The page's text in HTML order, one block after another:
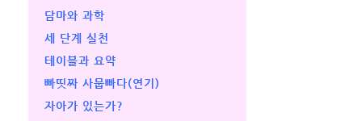
담마와 과학
세 단계 실천
테이블과 요약
빠띳짜 사뭅빠다(연기)
자아가 있는가?